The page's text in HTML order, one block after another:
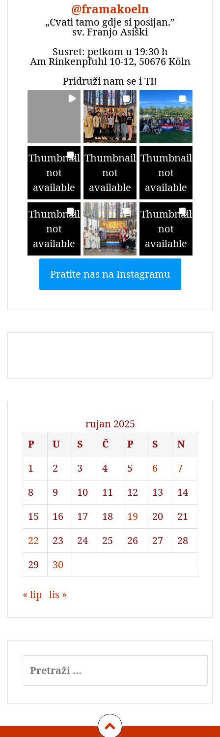
@framakoeln
„Cvati tamo gdje si posijan.”
sv. Franjo Asiški
Susret: petkom u 19:30 h
Am Rinkenpfuhl 10-12, 50676 Köln
Pridruži nam se i TI!
Thumbnail
not
available
Thumbnail
not
available
Thumbnail
not
available
Thumbnail
not
available
Thumbnail
not
available
Pratite nas na Instagramu
rujan 2025
P
U S Č P S
N
1
2 3 4 5 6
7
8
9 10 11 12 13
14
15
16 17 18 19 20
21
22
23 24 25 26 27
28
29
30
« lip lis »